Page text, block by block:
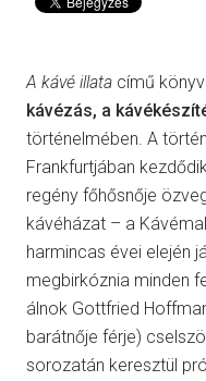
A kávé illata című
kávézás, a
történelmében. A
Frankfurtjában
regény főhősnője
kávéházat – a
harmincas évei elején
megbirkóznia minden
álnok Gottfried
barátnője férje)
sorozatán keresztül